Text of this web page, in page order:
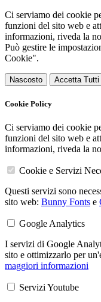
Ci serviamo dei cookie
funzioni del sito web e
informazioni, riveda la
Può gestire le
Cookie".
Nascosto Accetta Tutti
Cookie Policy
Ci serviamo dei cookie
funzioni del sito web e
informazioni, riveda la
Cookie e Servizi
Questi servizi sono
sito web: Bunny Fonts e
Google Analytics
I servizi di Google
sito e ottimizzarlo per
maggiori informazioni
Servizi Youtube